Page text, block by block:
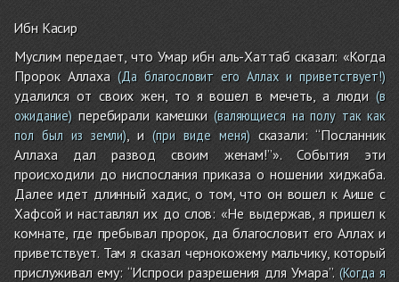
Ибн Касир
Муслим передает, что Умар ибн аль-Хаттаб сказал: «Когда
Пророк Аллаха (Да благословит его Аллах и приветствует!)
удалился от своих жен, то я вошел в мечеть, а люди (в
ожидание) перебирали камешки (валяющиеся на полу так как
пол был из земли) , и (при виде меня)сказали: ‘‘Посланник
Аллаха дал развод своим женам!’’». События эти
происходили до ниспослания приказа о ношении хиджаба.
Далее идет длинный хадис, о том, что он вошел к Аише с
Хафсой и наставлял их до слов: «Не выдержав, я пришел к
комнате, где пребывал пророк, да благословит его Аллах и
приветствует. Там я сказал чернокожему мальчику, который
прислуживал ему: ‘‘Испроси разрешения для Умара’’. (Когда я